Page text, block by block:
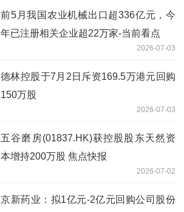
前5月我国农业机械出口超336亿元，今
年已注册相关企业超22万家-当前看点
2026-07-03
德林控股于7月2日斥资169.5万港元回购
150万股
2026-07-03
五谷磨房(01837.HK)获控股股东天然资
本增持200万股 焦点快报
2026-07-02
京新药业：拟1亿元-2亿元回购公司股份